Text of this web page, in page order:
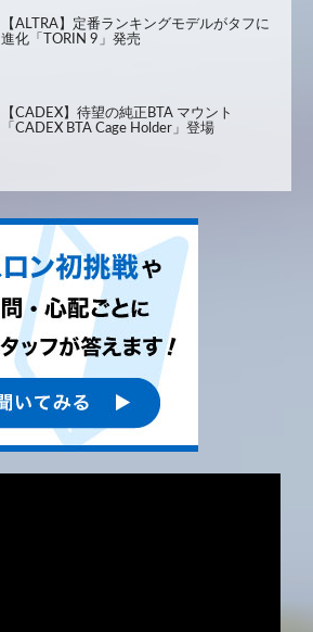
【ALTRA】定番ランキングモデルがタフに
進化「TORIN 9」発売
【CADEX】待望の純正BTA マウント
「CADEX BTA Cage Holder」登場